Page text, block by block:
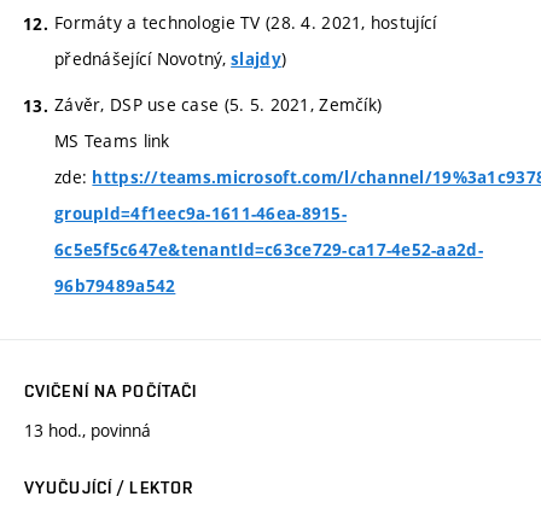
Formáty a technologie TV (28. 4. 2021, hostující
přednášející Novotný,slajdy)
Závěr, DSP use case (5. 5. 2021, Zemčík)
MS Teams link
zde: https://teams.microsoft.com/l/channel/
groupId=4f1eec9a-1611-46ea-8915-
6c5e5f5c647e&tenantId=c63ce729-ca17-4e52-aa2d-
96b79489a542
CVIČENÍ NA POČÍTAČI
13 hod., povinná
VYUČUJÍCÍ / LEKTOR